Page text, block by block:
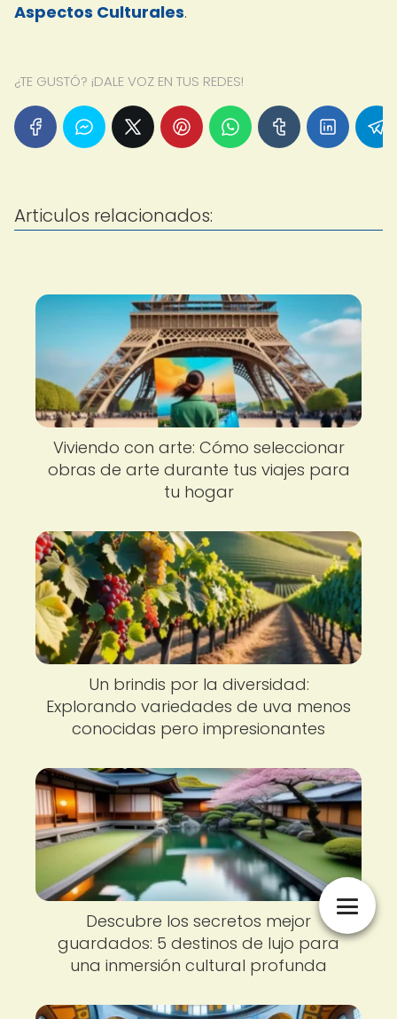
Aspectos Culturales.
¿TE GUSTÓ? ¡DALE VOZ EN TUS REDES!
Articulos relacionados:
Viviendo con arte: Cómo seleccionar
obras de arte durante tus viajes para
tu hogar
Un brindis por la diversidad:
Explorando variedades de uva menos
conocidas pero impresionantes
Descubre los secretos mejor
guardados: 5 destinos de lujo para
una inmersión cultural profunda